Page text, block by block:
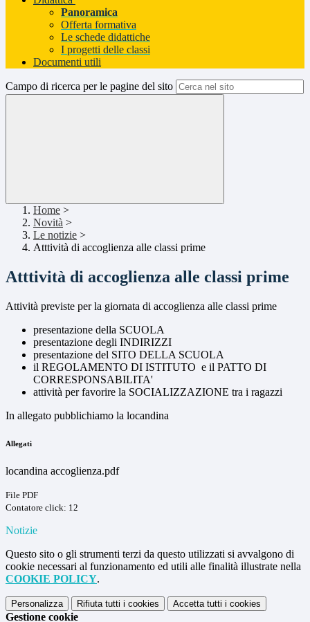
Panoramica
Offerta formativa
Le schede didattiche
I progetti delle classi
Documenti utili
Campo di ricerca per le pagine del sito
Home >
Novità >
Le notizie >
Atttività di accoglienza alle classi prime
Atttività di accoglienza alle classi prime
Attività previste per la giornata di accoglienza alle classi prime
presentazione della SCUOLA
presentazione degli INDIRIZZI
presentazione del SITO DELLA SCUOLA
il REGOLAMENTO DI ISTITUTO e il PATTO DI
CORRESPONSABILITA'
attività per favorire la SOCIALIZZAZIONE tra i ragazzi
In allegato pubblichiamo la locandina
Allegati
locandina accoglienza.pdf
File PDF
Contatore click: 12
Notizie
Questo sito o gli strumenti terzi da questo utilizzati si avvalgono di
cookie necessari al funzionamento ed utili alle finalità illustrate nella
COOKIE POLICY.
Personalizza Rifiuta tutti i cookies Accetta tutti i cookies
Gestione cookie